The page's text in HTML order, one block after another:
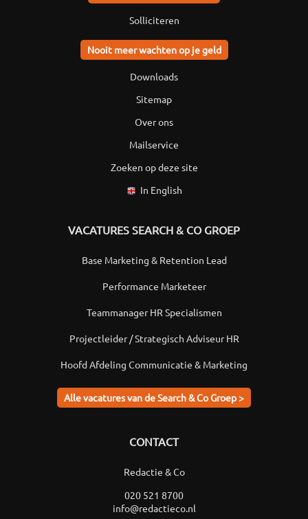
Solliciteren
Nooit meer wachten op je geld
Downloads
Sitemap
Over ons
Mailservice
Zoeken op deze site
In English
VACATURES SEARCH & CO GROEP
Base Marketing & Retention Lead
Performance Marketeer
Teammanager HR Specialismen
Projectleider / Strategisch Adviseur HR
Hoofd Afdeling Communicatie & Marketing
Alle vacatures van de Search & Co Groep >
CONTACT
Redactie & Co
020 521 8700
info@redactieco.nl